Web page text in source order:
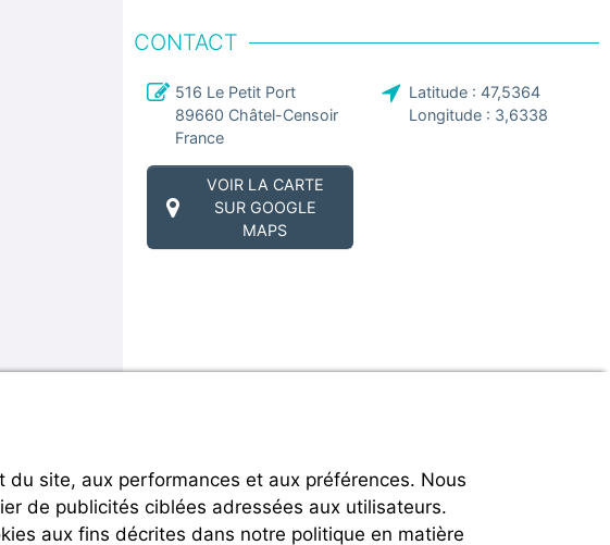
CONTACT
516 Le Petit Port
89660 Châtel-Censoir
France
Latitude : 47,5364
Longitude : 3,6338
VOIR LA CARTE
SUR GOOGLE
MAPS
site, aux performances et aux préférences. Nous
de publicités ciblées adressées aux utilisateurs.
aux fins décrites dans notre politique en matière